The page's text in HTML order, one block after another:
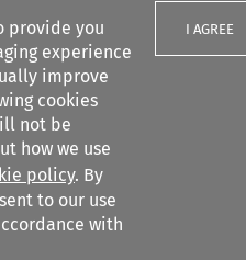
provide you
experience
improve
cookies
not be
how we use
policy. By
to our use
with
I AGREE
Search content